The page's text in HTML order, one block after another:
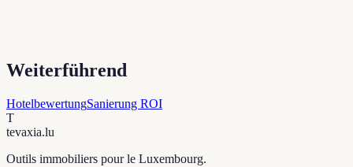
Weiterführend
HotelbewertungSanierung ROI
T
tevaxia.lu
Outils immobiliers pour le Luxembourg.